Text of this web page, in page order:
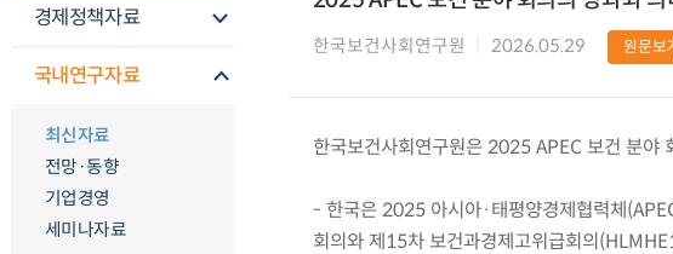
경제정책자료
국내연구자료
최신자료
전망·동향
기업경영
세미나자료
한국보건사회연구원 2026.05.29 원문보기
한국보건사회연구원은 2025 APEC 보건 분야
- 한국은 2025 아시아·태평양경제협력체
회의와 제15차 보건과경제고위급회의